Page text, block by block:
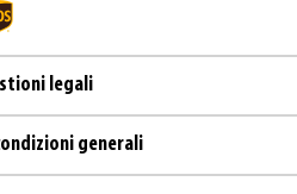
legali
generali